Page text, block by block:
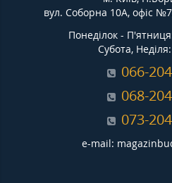
вул. Соборна 10А, офіс
Понеділок -
Субота,
066-
068-
073-
e-mail: